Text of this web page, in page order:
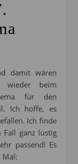
wieder beim
für den
Ich hoffe, es
Ich finde
Fall ganz lustig
passend! Es
Mal: